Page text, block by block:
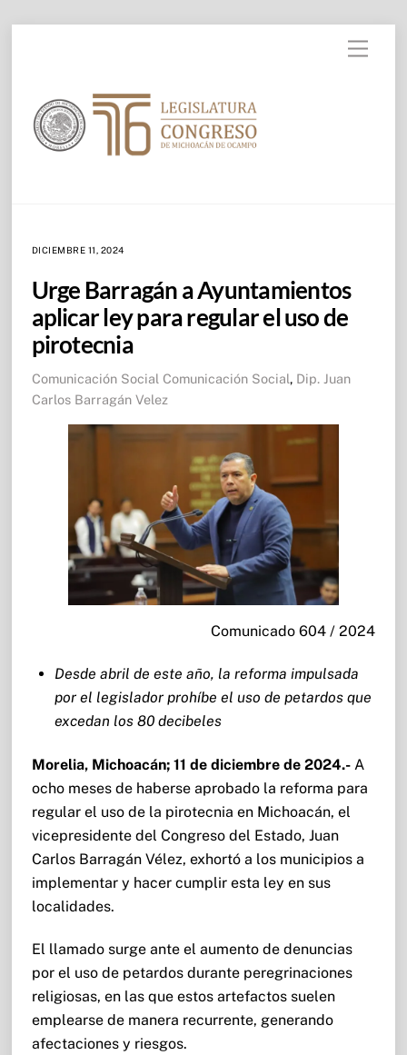
Menu
DICIEMBRE 11, 2024
Urge Barragán a Ayuntamientos
aplicar ley para regular el uso de
pirotecnia
Comunicación Social Comunicación Social, Dip. Juan
Carlos Barragán Velez
Comunicado 604 / 2024
Desde abril de este año, la reforma impulsada
por el legislador prohíbe el uso de petardos que
excedan los 80 decibeles
Morelia, Michoacán; 11 de diciembre de 2024.-A
ocho meses de haberse aprobado la reforma para
regular el uso de la pirotecnia en Michoacán, el
vicepresidente del Congreso del Estado, Juan
Carlos Barragán Vélez, exhortó a los municipios a
implementar y hacer cumplir esta ley en sus
localidades.
El llamado surge ante el aumento de denuncias
por el uso de petardos durante peregrinaciones
religiosas, en las que estos artefactos suelen
emplearse de manera recurrente, generando
afectaciones y riesgos.